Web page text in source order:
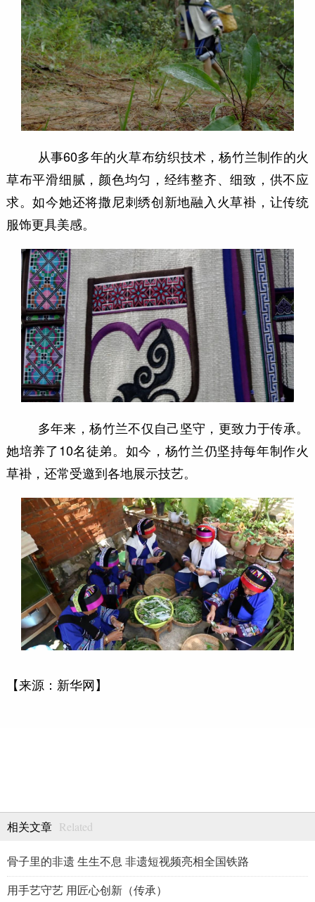
从事60多年的火草布纺织技术，杨竹兰制作的火
草布平滑细腻，颜色均匀，经纬整齐、细致，供不应
求。如今她还将撒尼刺绣创新地融入火草褂，让传统
服饰更具美感。
多年来，杨竹兰不仅自己坚守，更致力于传承。
她培养了10名徒弟。如今，杨竹兰仍坚持每年制作火
草褂，还常受邀到各地展示技艺。
【来源：新华网】
相关文章 Related
骨子里的非遗 生生不息 非遗短视频亮相全国铁路
用手艺守艺 用匠心创新（传承）